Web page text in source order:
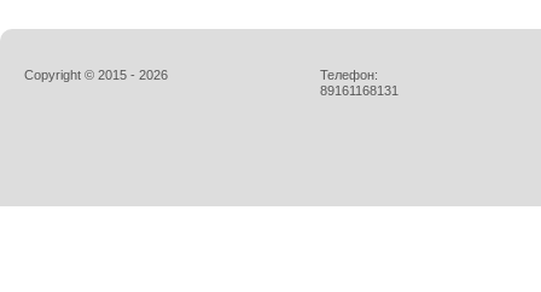
Copyright © 2015 - 2026
Телефон:
89161168131